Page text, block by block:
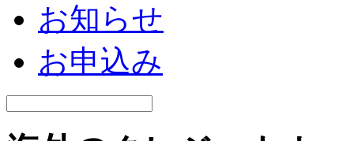
お知らせ
お申込み